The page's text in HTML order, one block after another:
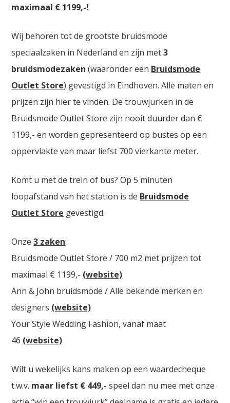
maximaal € 1199,-!
Wij behoren tot de grootste bruidsmode
speciaalzaken in Nederland en zijn met3
bruidsmodezaken (waaronder een Bruidsmode
Outlet Store) gevestigd in Eindhoven. Alle maten en
prijzen zijn hier te vinden. De trouwjurken in de
Bruidsmode Outlet Store zijn nooit duurder dan €
1199,- en worden gepresenteerd op bustes op een
oppervlakte van maar liefst 700 vierkante meter.
Komt u met de trein of bus? Op 5 minuten
loopafstand van het station is de Bruidsmode
Outlet Store gevestigd.
Onze3 zaken:
Bruidsmode Outlet Store / 700 m2 met prijzen tot
maximaal € 1199,- (website)
Ann & John bruidsmode / Alle bekende merken en
designers (website)
Your Style Wedding Fashion, vanaf maat
46 (website)
Wilt u wekelijks kans maken op een waardecheque
t.w.v. maar liefst € 449,- speel dan nu mee met onze